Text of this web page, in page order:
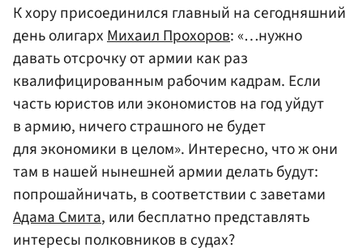
К хору присоединился главный на сегодняшний
день олигархМихаил Прохоров: «…нужно
давать отсрочку от армии как раз
квалифицированным рабочим кадрам. Если
часть юристов или экономистов на год уйдут
в армию, ничего страшного не будет
для экономики в целом». Интересно, что ж они
там в нашей нынешней армии делать будут:
попрошайничать, в соответствии с заветами
Адама Смита, или бесплатно представлять
интересы полковников в судах?